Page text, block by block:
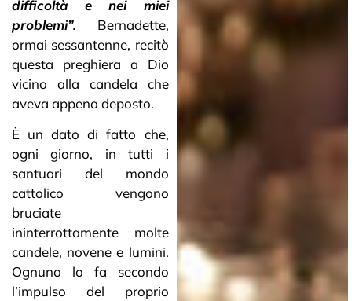
difficoltà e nei miei
problemi”. Bernadette,
ormai sessantenne, recitò
questa preghiera a Dio
vicino alla candela che
aveva appena deposto.
È un dato di fatto che,
ogni giorno, in tutti i
santuari del mondo
cattolico vengono
bruciate
ininterrottamente molte
candele, novene e lumini.
Ognuno lo fa secondo
l’impulso del proprio